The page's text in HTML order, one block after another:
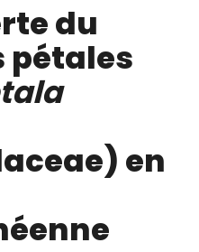
du
pétales
en